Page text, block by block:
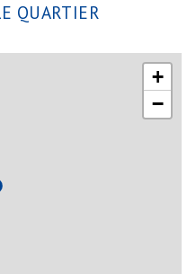
QUARTIER
+
−